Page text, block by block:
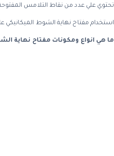
تحتوي علي عدد من نقاط التلامس
استخدام مفتاح نهاية الشوط الميكانيكي
ما هي انواع ومكونات مفتاح نهاية